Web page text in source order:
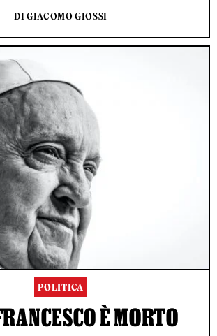
DI GIACOMO GIOSSI
POLITICA
È MORTO